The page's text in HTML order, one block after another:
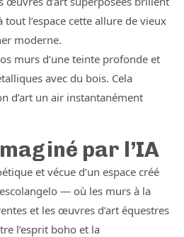
l’espace cette allure de vieux
moderne.
murs d’une teinte profonde et
avec du bois. Cela
d’art un air instantanément
par l’IA
et vécue d’un espace créé
— où les murs à la
et les œuvres d’art équestres
l’esprit boho et la